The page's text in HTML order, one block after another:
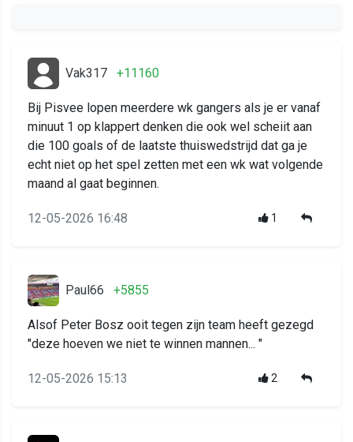
Vak317 +11160
Bij Pisvee lopen meerdere wk gangers als je er vanaf
minuut 1 op klappert denken die ook wel scheiit aan
die 100 goals of de laatste thuiswedstrijd dat ga je
echt niet op het spel zetten met een wk wat volgende
maand al gaat beginnen.
12-05-2026 16:48 1
Paul66 +5855
Alsof Peter Bosz ooit tegen zijn team heeft gezegd
"deze hoeven we niet te winnen mannen... "
12-05-2026 15:13 2